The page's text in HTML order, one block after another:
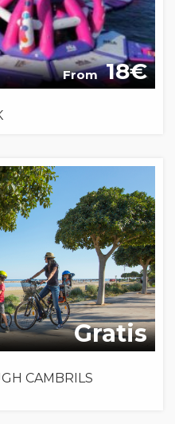
From 18
Gratis
CAMBRILS